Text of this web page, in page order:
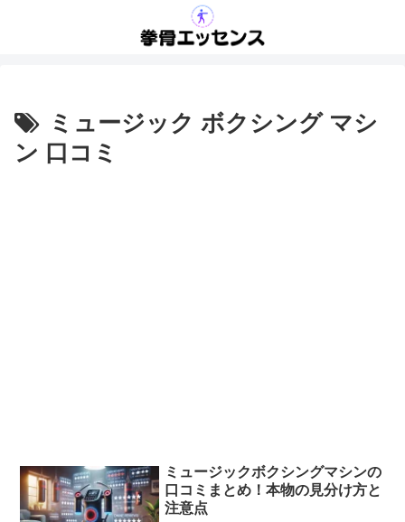
ミュージック ボクシング マシ
ン 口コミ
ミュージックボクシングマシンの
口コミまとめ！本物の見分け方と
注意点